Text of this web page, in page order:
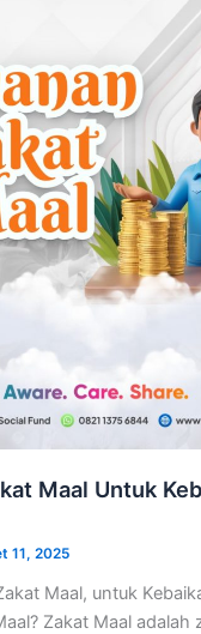
Maal Untuk
11, 2025
Maal, untuk
Zakat Maal adalah